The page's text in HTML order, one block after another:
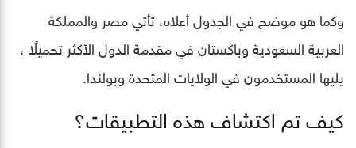
وكما هو موضح في الجدول أعلاه، تأتي مصر والمملكة
العربية السعودية وباكستان في مقدمة الدول الأكثر تحميلًا ،
يليها المستخدمون في الولايات المتحدة وبولندا.
كيف تم اكتشاف هذه التطبيقات؟